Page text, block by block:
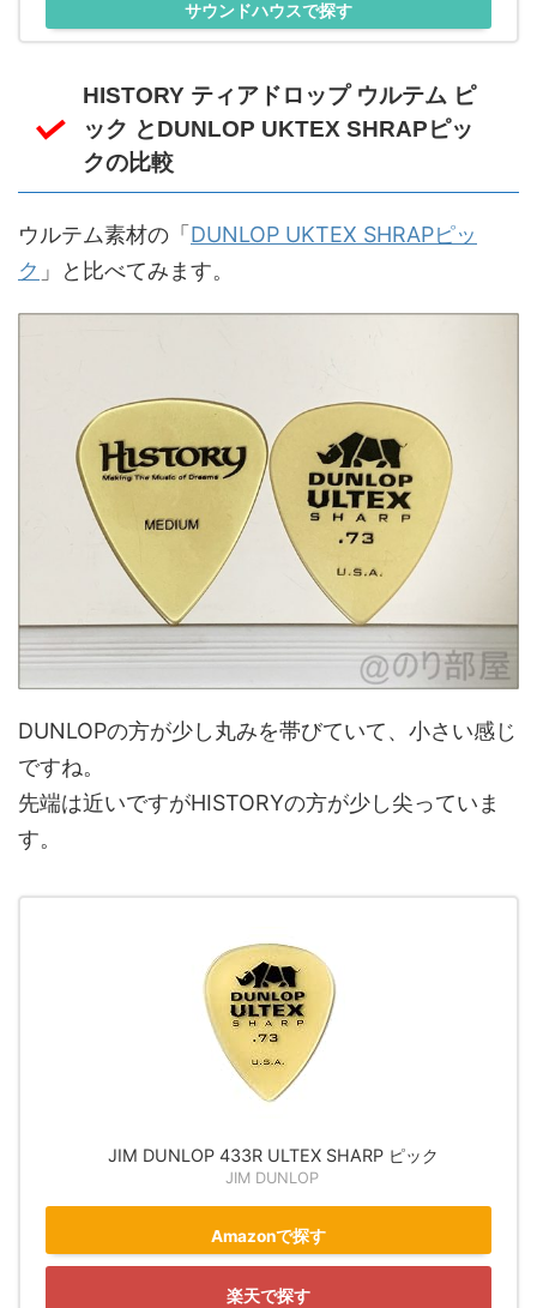
サウンドハウスで探す
HISTORY ティアドロップ ウルテム ピ
ック とDUNLOP UKTEX SHRAPピッ
クの比較
ウルテム素材の「 DUNLOP UKTEX SHRAPピッ
ク 」と比べてみます。
DUNLOPの方が少し丸みを帯びていて、小さい感じ
ですね。
先端は近いですがHISTORYの方が少し尖っていま
す。
JIM DUNLOP 433R ULTEX SHARP ピック
JIM DUNLOP
Amazonで探す
楽天で探す